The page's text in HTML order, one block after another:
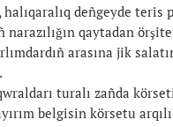
halıqaralıq deñgeyde teris
narazılığın qaytadan
arasına jik
turalı zañda
belgisin körsetu